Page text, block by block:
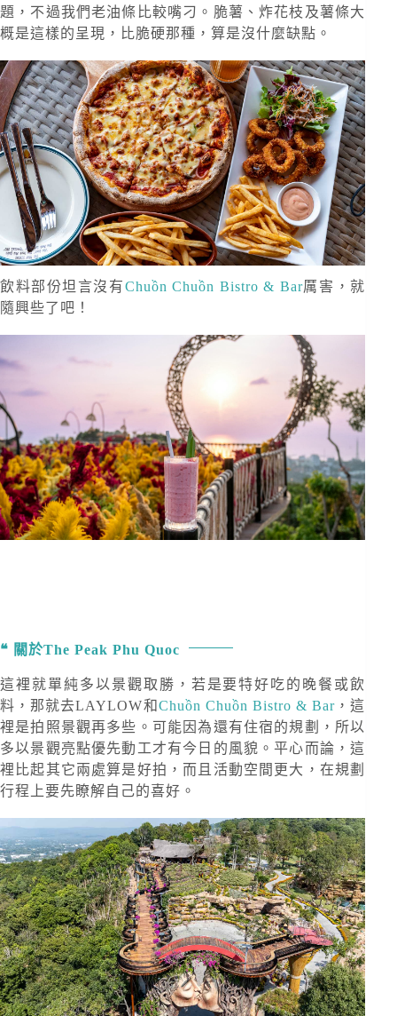
題，不過我們老油條比較嘴刁。脆薯、炸花枝及薯條大
概是這樣的呈現，比脆硬那種，算是沒什麼缺點。
飲料部份坦言沒有Chuồn Chuồn Bistro & Bar厲害，就
隨興些了吧！
關於The Peak Phu Quoc
這裡就單純多以景觀取勝，若是要特好吃的晚餐或飲
料，那就去LAYLOW和Chuồn Chuồn Bistro & Bar，這
裡是拍照景觀再多些。可能因為還有住宿的規劃，所以
多以景觀亮點優先動工才有今日的風貌。平心而論，這
裡比起其它兩處算是好拍，而且活動空間更大，在規劃
行程上要先瞭解自己的喜好。